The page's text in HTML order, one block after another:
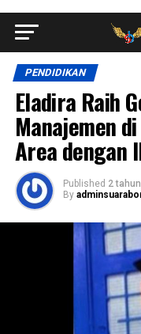
PENDIDIKAN
Eladira Raih
Manajemen
Area dengan
Published 2
By